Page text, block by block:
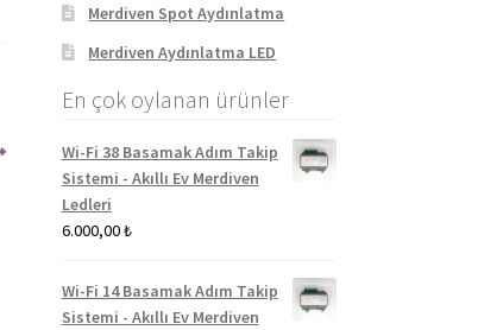
Merdiven Spot Aydınlatma
Merdiven Aydınlatma LED
En çok oylanan ürünler
Wi-Fi 38 Basamak Adım Takip
Sistemi - Akıllı Ev Merdiven
Ledleri
6.000,00₺
Wi-Fi 14 Basamak Adım Takip
Sistemi - Akıllı Ev Merdiven